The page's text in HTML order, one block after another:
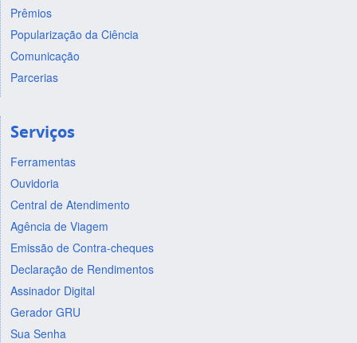
Prêmios
Popularização da Ciência
Comunicação
Parcerias
Serviços
Ferramentas
Ouvidoria
Central de Atendimento
Agência de Viagem
Emissão de Contra-cheques
Declaração de Rendimentos
Assinador Digital
Gerador GRU
Sua Senha